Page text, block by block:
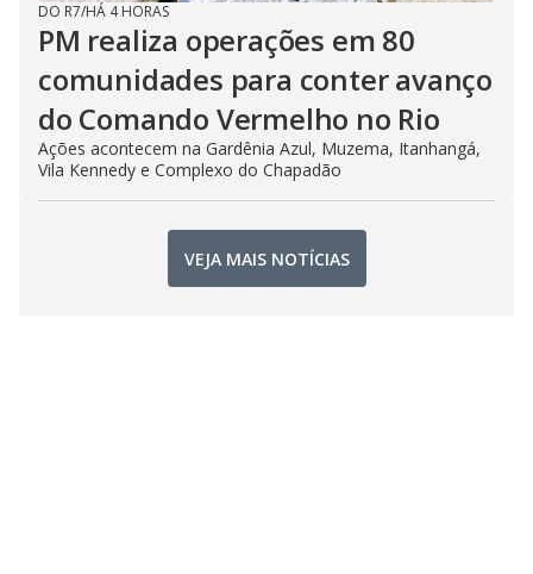
DO R7/HÁ 4 HORAS
PM realiza operações em 80
comunidades para conter avanço
do Comando Vermelho no Rio
Ações acontecem na Gardênia Azul, Muzema, Itanhangá,
Vila Kennedy e Complexo do Chapadão
VEJA MAIS NOTÍCIAS